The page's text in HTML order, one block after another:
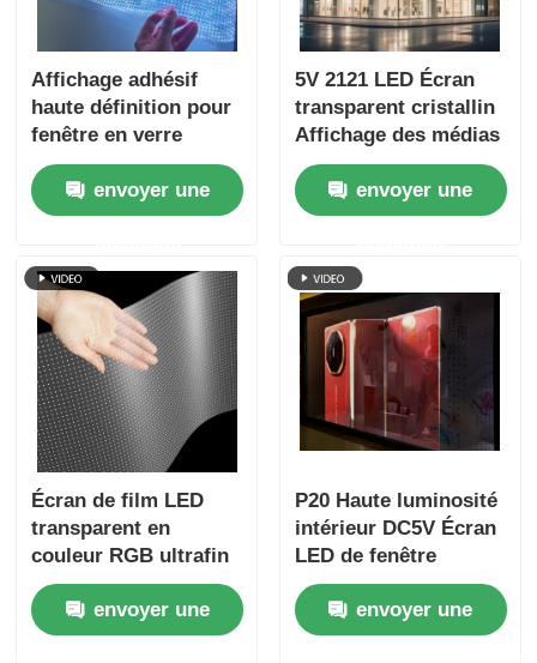
Affichage adhésif
haute définition pour
fenêtre en verre
envoyer une
5V 2121 LED Écran
transparent cristallin
Affichage des médias
numériques clairs
pour le commerce de
détail Centre
Terminal de l'aéroport
et vitrine de marque
de luxe
envoyer une
Écran de film LED
transparent en
couleur RGB ultrafin
de 6 mm, dimension
de l'armoire
personnalisée, film
envoyer une
P20 Haute luminosité
intérieur DC5V Écran
LED de fenêtre
transparente de
bonne qualité
Pantalla Écran LED
envoyer une